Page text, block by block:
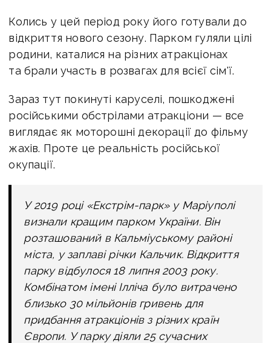
Колись у цей період року його готували до
відкриття нового сезону. Парком гуляли цілі
родини, каталися на різних атракціонах
та брали участь в розвагах для всієї сім'ї.
Зараз тут покинуті каруселі, пошкоджені
російськими обстрілами атракціони — все
виглядає як моторошні декорації до фільму
жахів. Проте це реальність російської
окупації.
У 2019 році «Екстрім-парк» у Маріуполі
визнали кращим парком України. Він
розташований в Кальміуському районі
міста, у заплаві річки Кальчик. Відкриття
парку відбулося 18 липня 2003 року.
Комбінатом імені Ілліча було витрачено
близько 30 мільйонів гривень для
придбання атракціонів з різних країн
Європи. У парку діяли 25 сучасних